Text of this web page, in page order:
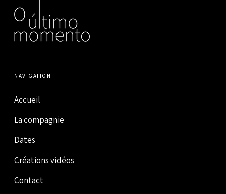
NAVIGATION
Accueil
La compagnie
Dates
Créations vidéos
Contact